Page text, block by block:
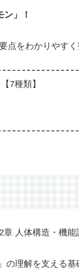
」！
点をわかりやすく
7種類】
人体構造・機
理解を支える基